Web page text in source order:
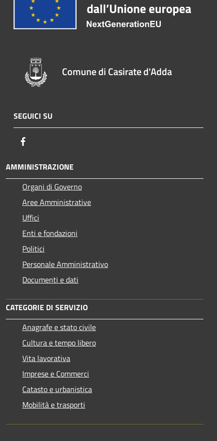
Comune di Casirate d'Adda
SEGUICI SU
AMMINISTRAZIONE
Organi di Governo
Aree Amministrative
Uffici
Enti e fondazioni
Politici
Personale Amministrativo
Documenti e dati
CATEGORIE DI SERVIZIO
Anagrafe e stato civile
Cultura e tempo libero
Vita lavorativa
Imprese e Commerci
Catasto e urbanistica
Mobilità e trasporti